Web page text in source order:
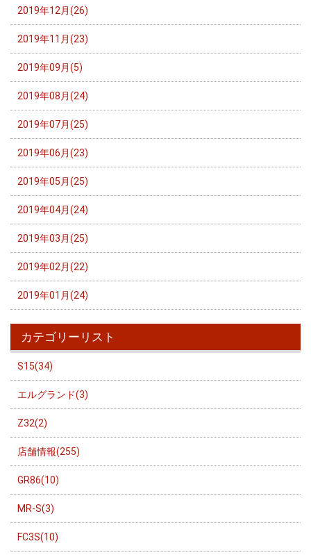
2019年12月(26)
2019年11月(23)
2019年09月(5)
2019年08月(24)
2019年07月(25)
2019年06月(23)
2019年05月(25)
2019年04月(24)
2019年03月(25)
2019年02月(22)
2019年01月(24)
カテゴリーリスト
S15(34)
エルグランド(3)
Z32(2)
店舗情報(255)
GR86(10)
MR-S(3)
FC3S(10)